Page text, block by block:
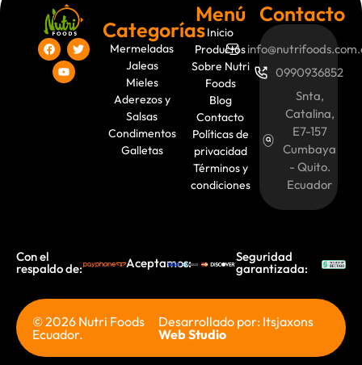
Categorías
Mermeladas
Jaleas
Mieles
Aderezos y
Salsas
Condimentos
Galletas
Menú
Inicio
Productos
Sobre Nutri
Foods
Blog
Contacto
Políticas de
privacidad
Términos y
condiciones
Contacto
0990936852
Snta,
Catalina,
E7-157
Cumbaya
- Quito.
Ecuador
Con el
respaldo de: Aceptamos: Seguridad
garantizada:
© 2026 Nutri Foods
Ecuador.
Desarrollado por: Itsjaxons
Web Studio